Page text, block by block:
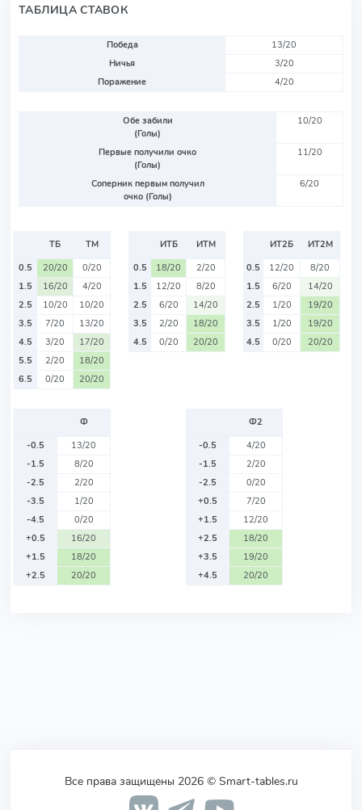
ТАБЛИЦА СТАВОК
Победа
13/20
Ничья
3/20
Поражение
4/20
Обе забили
(Голы)
10/20
Первые получили очко
(Голы)
11/20
Соперник первым получил
очко (Голы)
6/20
ТБ
ТМ
0.5
20/20
0/20
1.5
16/20
4/20
2.5
10/20
10/20
3.5
7/20
13/20
4.5
3/20
17/20
5.5
2/20
18/20
6.5
0/20 20/20
ИТБ
ИТМ
0.5
18/20
2/20
1.5
12/20
8/20
2.5
6/20
14/20
3.5
2/20
18/20
4.5
0/20 20/20
ИТ2Б
ИТ2М
0.5
12/20
8/20
1.5
6/20
14/20
2.5
1/20
19/20
3.5
1/20
19/20
4.5
0/20 20/20
Ф
-0.5
13/20
-1.5
8/20
-2.5
2/20
-3.5
1/20
-4.5
0/20
+0.5
16/20
+1.5
18/20
+2.5
20/20
Ф2
-0.5
4/20
-1.5
2/20
-2.5
0/20
+0.5
7/20
+1.5
12/20
+2.5
18/20
+3.5
19/20
+4.5
20/20
Все права защищены 2026 © Smart-tables.ru